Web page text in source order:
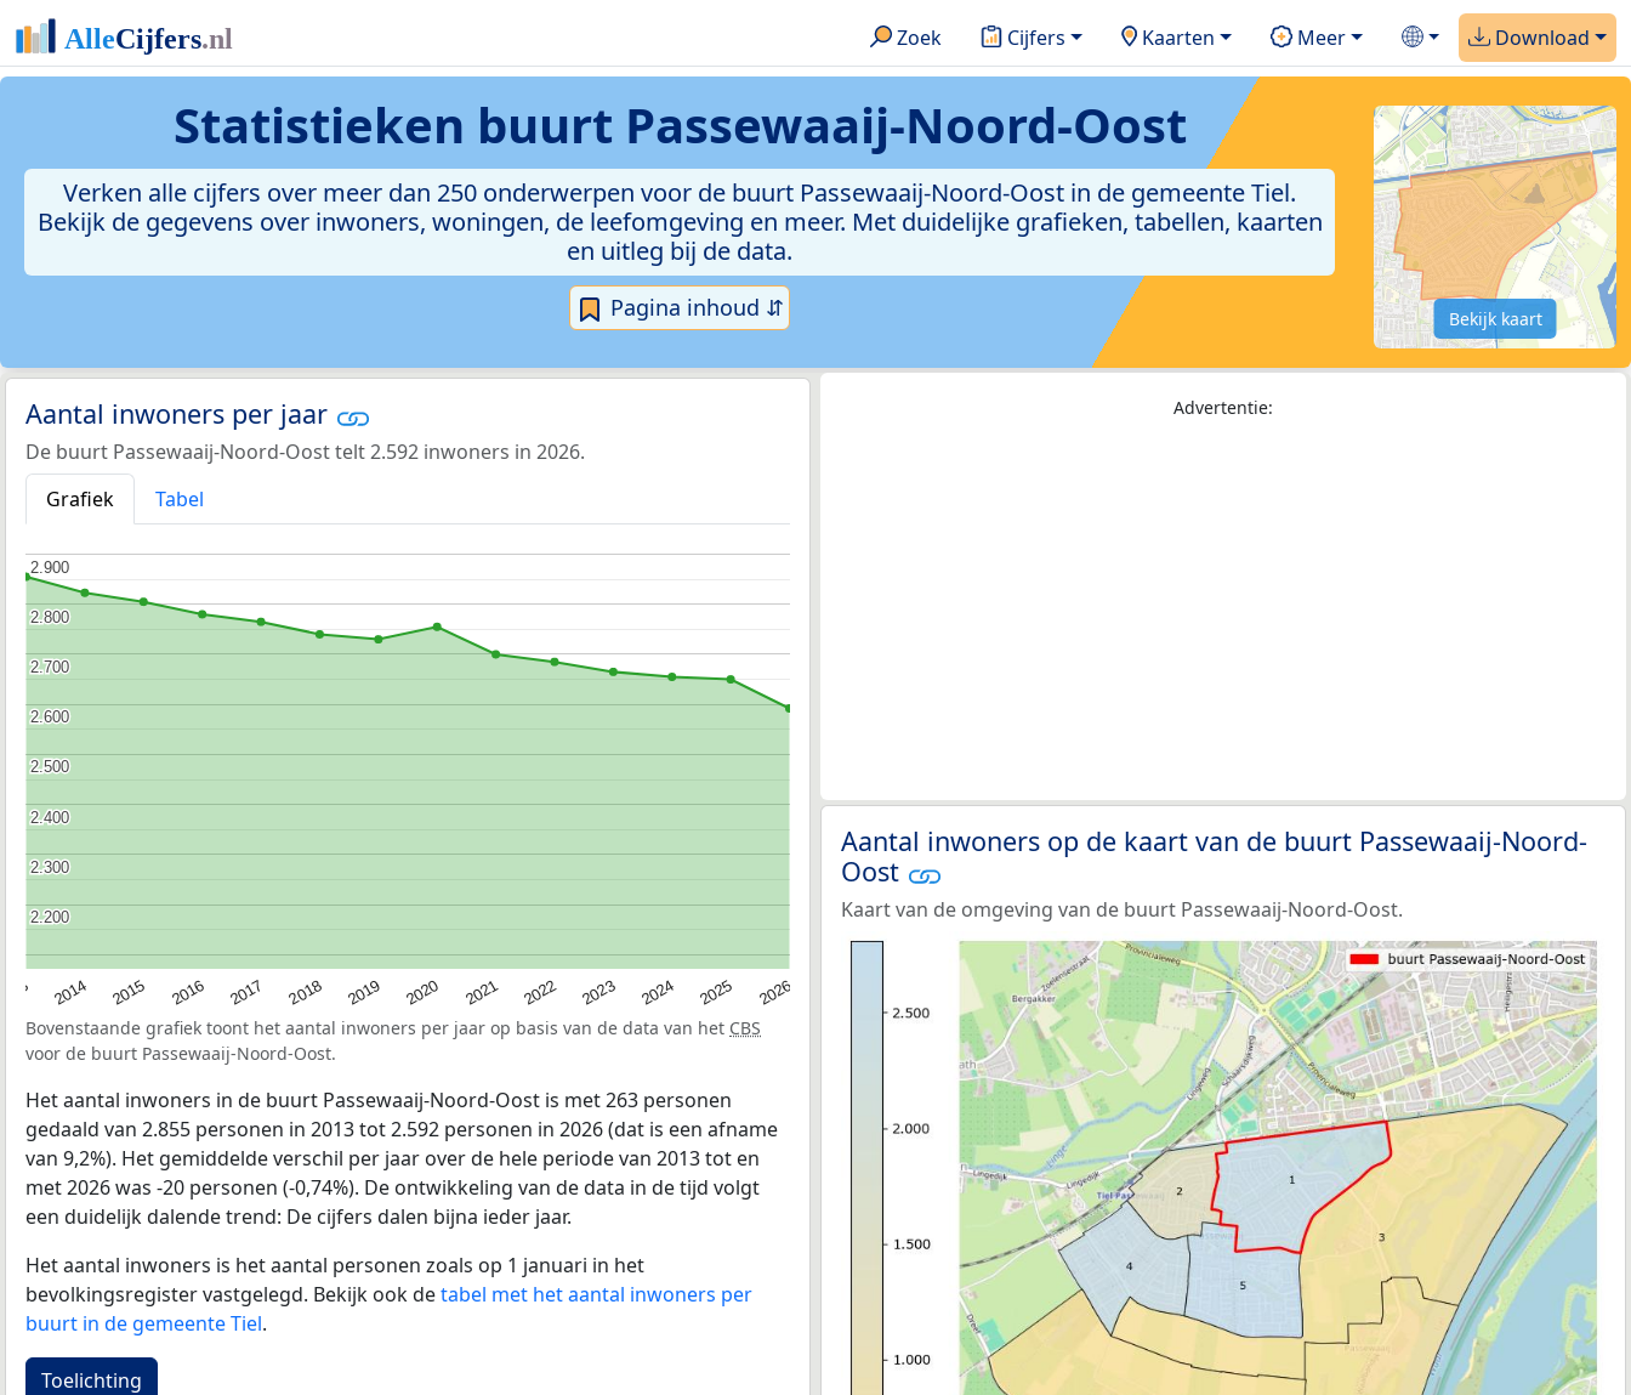
Zoek Cijfers Kaarten Meer Download
Statistieken buurt Passewaaij-Noord-Oost
Verken alle cijfers over meer dan 250 onderwerpen voor de buurt Passewaaij-Noord-Oost in de gemeente Tiel.
Bekijk de gegevens over inwoners, woningen, de leefomgeving en meer. Met duidelijke grafieken, tabellen, kaarten
en uitleg bij de data.
Pagina inhoud ⇵ Bekijk kaart
Aantal inwoners per jaar
De buurt Passewaaij-Noord-Oost telt 2.592 inwoners in 2026.
Grafiek
Tabel
2014 2015 2016 2017 2018 2019 2020 2021 2022 2023 2024 2025 2026
2.200
2.200
2.300
2.300
2.400
2.400
2.500
2.500
2.600
2.600
2.700
2.700
2.800
2.800
2.900
2.900
Bovenstaande grafiek toont het aantal inwoners per jaar op basis van de data van het CBS
voor de buurt Passewaaij-Noord-Oost.
Het aantal inwoners in de buurt Passewaaij-Noord-Oost is met 263 personen
gedaald van 2.855 personen in 2013 tot 2.592 personen in 2026 (dat is een afname
van 9,2%). Het gemiddelde verschil per jaar over de hele periode van 2013 tot en
met 2026 was -20 personen (-0,74%). De ontwikkeling van de data in de tijd volgt
een duidelijk dalende trend: De cijfers dalen bijna ieder jaar.
Het aantal inwoners is het aantal personen zoals op 1 januari in het
bevolkingsregister vastgelegd. Bekijk ook detabel met het aantal inwoners per
buurt in de gemeente Tiel.
Toelichting
Advertentie:
Aantal inwoners op de kaart van de buurt Passewaaij-Noord-
Oost
Kaart van de omgeving van de buurt Passewaaij-Noord-Oost.